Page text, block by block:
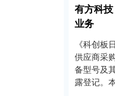
有方科
业务
《科创
供应商采
备型号及
露登记。